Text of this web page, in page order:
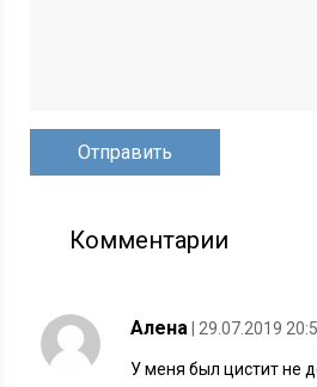
Комментарии
Алена | 29.07.2019
У меня был цистит не